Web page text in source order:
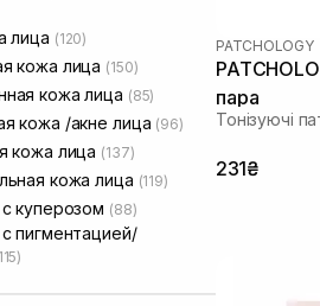
лица (120)
кожа лица (150)
кожа лица (85)
кожа /акне лица (96)
кожа лица (137)
кожа лица (119)
куперозом (88)
пигментацией/
расширенными порами
PATCHOLOGY
пара
Тонізуючі
231₴